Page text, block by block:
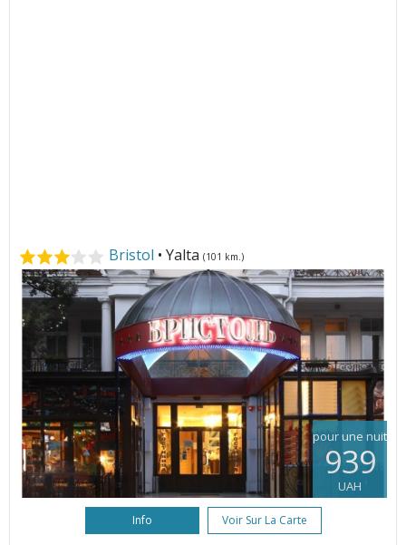
Bristol • Yalta (101 km.)
pour une nuit
939
UAH
Info Voir Sur La Carte